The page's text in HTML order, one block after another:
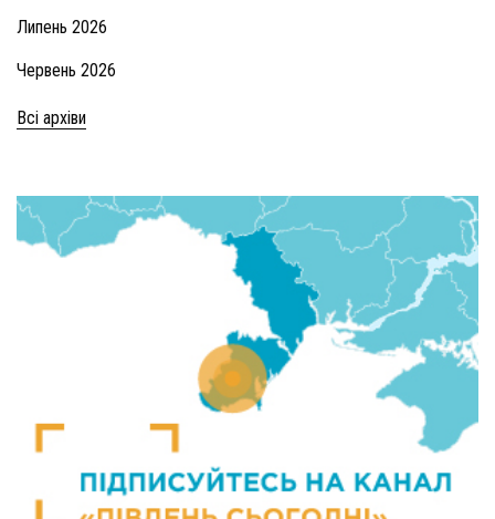
Липень 2026
Червень 2026
Всі архіви